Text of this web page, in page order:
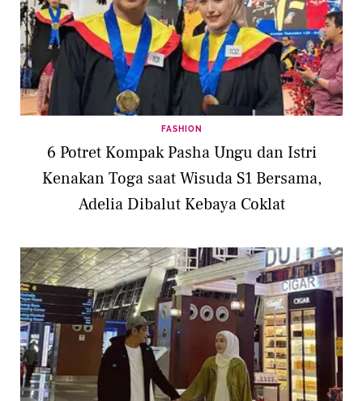
FASHION
6 Potret Kompak Pasha Ungu dan Istri
Kenakan Toga saat Wisuda S1 Bersama,
Adelia Dibalut Kebaya Coklat